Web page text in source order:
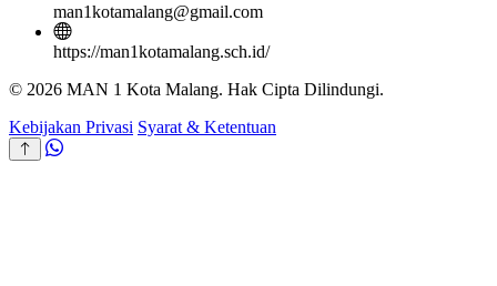
man1kotamalang@gmail.com
https://man1kotamalang.sch.id/
© 2026 MAN 1 Kota Malang. Hak Cipta Dilindungi.
Kebijakan Privasi Syarat & Ketentuan